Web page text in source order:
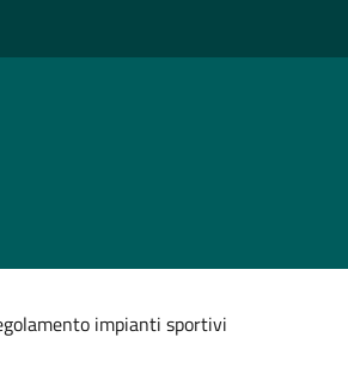
impianti sportivi